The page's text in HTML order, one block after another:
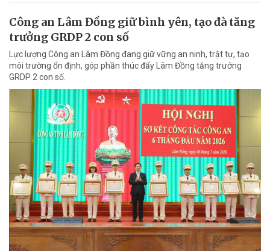
Công an Lâm Đồng giữ bình yên, tạo đà tăng
trưởng GRDP 2 con số
Lực lượng Công an Lâm Đồng đang giữ vững an ninh, trật tự, tạo
môi trường ổn định, góp phần thúc đẩy Lâm Đồng tăng trưởng
GRDP 2 con số.